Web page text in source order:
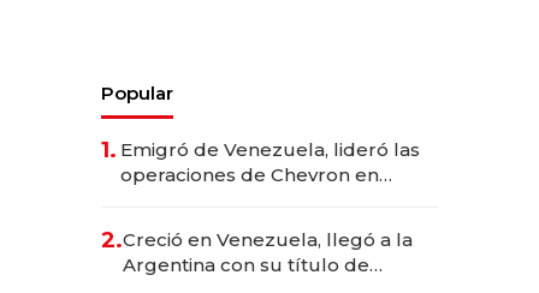
Popular
1. Emigró de Venezuela, lideró las
operaciones de Chevron en
2.Creció en Venezuela, llegó a la
Argentina con su título de